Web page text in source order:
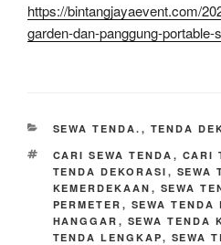
https://bintangjayaevent.com/
garden-dan-panggung-portable-
KATEGORI
SEWA TENDA. , TENDA
TAG
CARI SEWA TENDA , CARI
TENDA DEKORASI , SEWA
KEMERDEKAAN , SEWA
PERMETER , SEWA TENDA
HANGGAR , SEWA TENDA
TENDA LENGKAP, SEWA